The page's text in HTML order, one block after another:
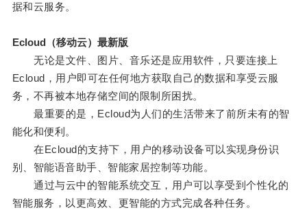
据和云服务。
Ecloud（移动云）最新版
无论是文件、图片、音乐还是应用软件，只要连接上
Ecloud，用户即可在任何地方获取自己的数据和享受云服
务，不再被本地存储空间的限制所困扰。
最重要的是，Ecloud为人们的生活带来了前所未有的智
能化和便利。
在Ecloud的支持下，用户的移动设备可以实现身份识
别、智能语音助手、智能家居控制等功能。
通过与云中的智能系统交互，用户可以享受到个性化的
智能服务，以更高效、更智能的方式完成各种任务。